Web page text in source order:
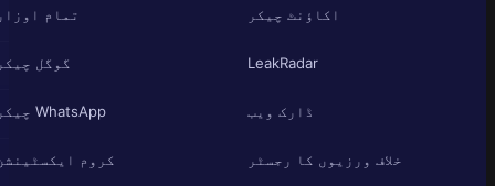
اکاؤنٹ چیکر
LeakRadar
ڈارک ویب
خلاف ورزیوں کا رجسٹر
تمام اوزار
گوگل چیکر
WhatsApp چیکر
کروم ایکسٹینشن